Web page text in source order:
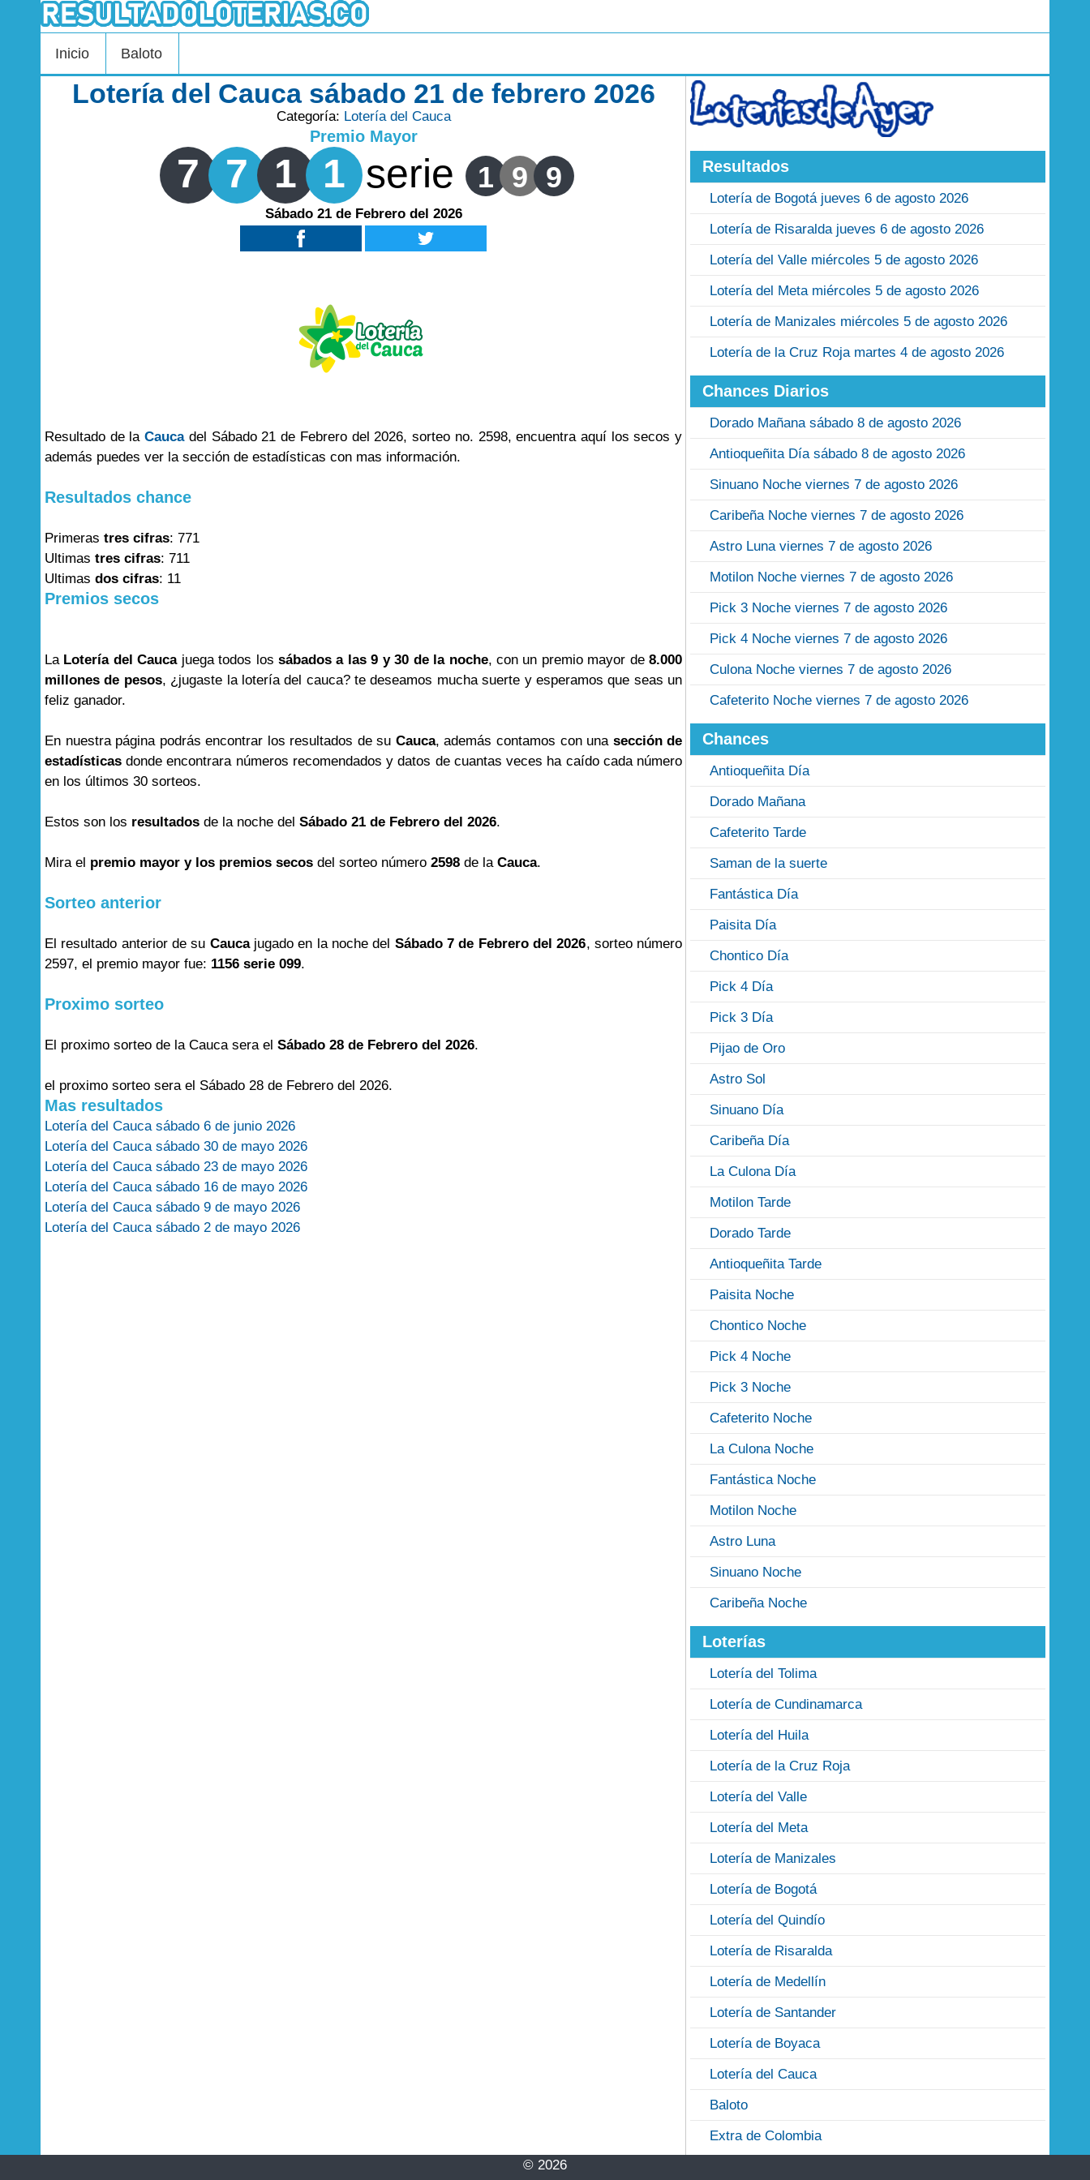
Inicio Baloto
Lotería del Cauca sábado 21 de febrero 2026
Categoría: Lotería del Cauca
Premio Mayor
7 7 1 1 serie 1 9 9
Sábado 21 de Febrero del 2026
Resultado de laCaucadel Sábado 21 de Febrero del 2026, sorteo no. 2598, encuentra aquí los secos y
además puedes ver la sección de estadísticas con mas información.
Resultados chance
Primeras tres cifras: 771
Ultimas tres cifras: 711
Ultimas dos cifras: 11
Premios secos
La Lotería del Caucajuega todos lossábados a las 9 y 30 de la noche, con un premio mayor de8.000
millones de pesos, ¿jugaste la lotería del cauca? te deseamos mucha suerte y esperamos que seas un
feliz ganador.
En nuestra página podrás encontrar los resultados de su Cauca, además contamos con una sección de
estadísticas donde encontrara números recomendados y datos de cuantas veces ha caído cada número
en los últimos 30 sorteos.
Estos son los resultados de la noche del Sábado 21 de Febrero del 2026.
Mira el premio mayor y los premios secos del sorteo número 2598 de la Cauca.
Sorteo anterior
El resultado anterior de su Caucajugado en la noche del Sábado 7 de Febrero del 2026, sorteo número
2597, el premio mayor fue: 1156 serie 099.
Proximo sorteo
El proximo sorteo de la Cauca sera el Sábado 28 de Febrero del 2026.
el proximo sorteo sera el Sábado 28 de Febrero del 2026.
Mas resultados
Lotería del Cauca sábado 6 de junio 2026
Lotería del Cauca sábado 30 de mayo 2026
Lotería del Cauca sábado 23 de mayo 2026
Lotería del Cauca sábado 16 de mayo 2026
Lotería del Cauca sábado 9 de mayo 2026
Lotería del Cauca sábado 2 de mayo 2026
Resultados
Lotería de Bogotá jueves 6 de agosto 2026
Lotería de Risaralda jueves 6 de agosto 2026
Lotería del Valle miércoles 5 de agosto 2026
Lotería del Meta miércoles 5 de agosto 2026
Lotería de Manizales miércoles 5 de agosto 2026
Lotería de la Cruz Roja martes 4 de agosto 2026
Chances Diarios
Dorado Mañana sábado 8 de agosto 2026
Antioqueñita Día sábado 8 de agosto 2026
Sinuano Noche viernes 7 de agosto 2026
Caribeña Noche viernes 7 de agosto 2026
Astro Luna viernes 7 de agosto 2026
Motilon Noche viernes 7 de agosto 2026
Pick 3 Noche viernes 7 de agosto 2026
Pick 4 Noche viernes 7 de agosto 2026
Culona Noche viernes 7 de agosto 2026
Cafeterito Noche viernes 7 de agosto 2026
Chances
Antioqueñita Día
Dorado Mañana
Cafeterito Tarde
Saman de la suerte
Fantástica Día
Paisita Día
Chontico Día
Pick 4 Día
Pick 3 Día
Pijao de Oro
Astro Sol
Sinuano Día
Caribeña Día
La Culona Día
Motilon Tarde
Dorado Tarde
Antioqueñita Tarde
Paisita Noche
Chontico Noche
Pick 4 Noche
Pick 3 Noche
Cafeterito Noche
La Culona Noche
Fantástica Noche
Motilon Noche
Astro Luna
Sinuano Noche
Caribeña Noche
Loterías
Lotería del Tolima
Lotería de Cundinamarca
Lotería del Huila
Lotería de la Cruz Roja
Lotería del Valle
Lotería del Meta
Lotería de Manizales
Lotería de Bogotá
Lotería del Quindío
Lotería de Risaralda
Lotería de Medellín
Lotería de Santander
Lotería de Boyaca
Lotería del Cauca
Baloto
Extra de Colombia
© 2026